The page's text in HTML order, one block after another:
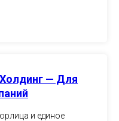
Холдинг — Для
и единое